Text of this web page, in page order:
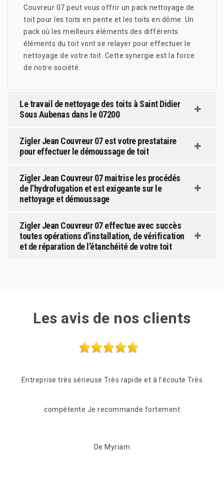
Couvreur 07 peut vous offrir un pack nettoyage de
toit pour les toits en pente et les toits en dôme. Un
pack où les meilleurs éléments des différents
éléments du toit vont se relayer pour effectuer le
nettoyage de votre toit. Cette synergie est la force
de notre société.
Le travail de nettoyage des toits à Saint Didier
Sous Aubenas dans le 07200
Zigler Jean Couvreur 07 est votre prestataire
pour effectuer le démoussage de toit
Zigler Jean Couvreur 07 maitrise les procédés
de l’hydrofugation et est exigeante sur le
nettoyage et démoussage
Zigler Jean Couvreur 07 effectue avec succès
toutes opérations d’installation, de vérification
et de réparation de l’étanchéité de votre toit
Les avis de nos clients
Les frères Zigler on était très réactif, passage le
lendemain de mon appel pour une vérification du toit.